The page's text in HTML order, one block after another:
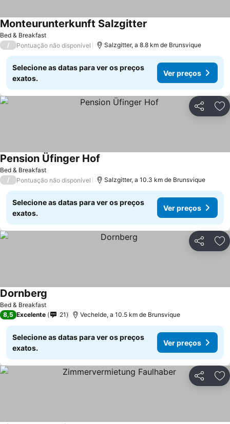
Bed & Breakfast
Monteurunterkunft Salzgitter
/ Pontuação não disponível Salzgitter, a 8.8 km de Brunsvique
Selecione as datas para ver os preços
exatos.
Ver preços
Partilhar
Bed & Breakfast
Pension Üfinger Hof
/ Pontuação não disponível Salzgitter, a 10.3 km de Brunsvique
Selecione as datas para ver os preços
exatos.
Ver preços
Partilhar
Bed & Breakfast
Dornberg
8,5 Excelente 21 Vechelde, a 10.5 km de Brunsvique
Selecione as datas para ver os preços
exatos.
Ver preços
Partilhar